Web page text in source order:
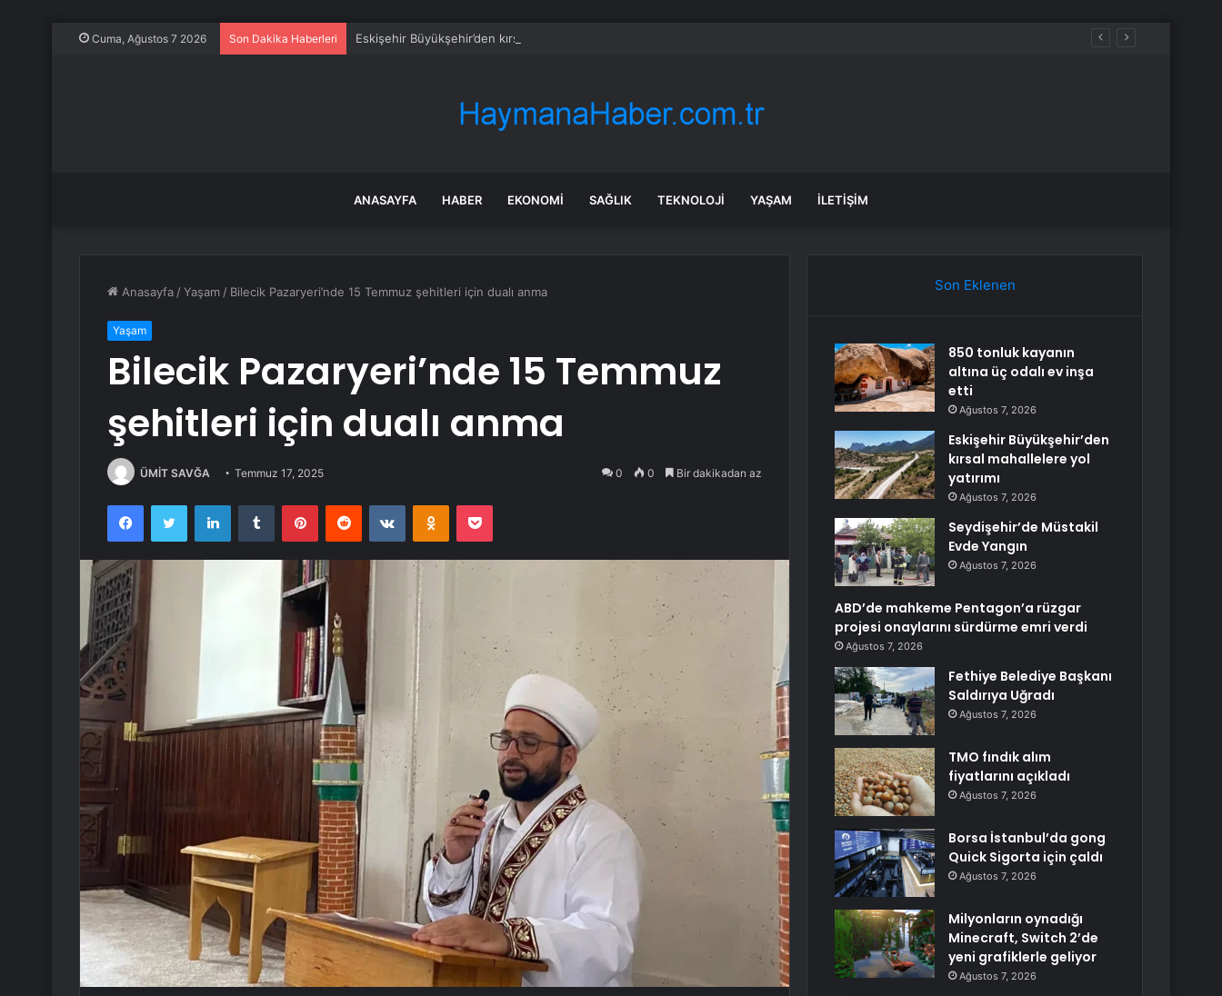
Cuma, Ağustos 7 2026 Son Dakika Haberleri Eskişehir Büyükşehir’den kırsal mahallelere yol yatırımı
ANASAYFA HABER EKONOMI SAĞLIK TEKNOLOJI YAŞAM İLETIŞIM
Anasayfa /Yaşam / Bilecik Pazaryeri’nde 15 Temmuz şehitleri için dualı anma
Yaşam
Bilecik Pazaryeri’nde 15 Temmuz
şehitleri için dualı anma
ÜMİT SAVĞA Temmuz 17, 2025 0 0 Bir dakikadan az
FacebookTwitter LinkedInTumblr PinterestReddit VKontakteOdnoklassniki
Pocket
Son Eklenen
850 tonluk kayanın
altına üç odalı ev inşa
etti
Ağustos 7, 2026
Eskişehir Büyükşehir’den
kırsal mahallelere yol
yatırımı
Ağustos 7, 2026
Seydişehir’de Müstakil
Evde Yangın
Ağustos 7, 2026
ABD’de mahkeme Pentagon’a rüzgar
projesi onaylarını sürdürme emri verdi
Ağustos 7, 2026
Fethiye Belediye Başkanı
Saldırıya Uğradı
Ağustos 7, 2026
TMO fındık alım
fiyatlarını açıkladı
Ağustos 7, 2026
Borsa İstanbul’da gong
Quick Sigorta için çaldı
Ağustos 7, 2026
Milyonların oynadığı
Minecraft, Switch 2’de
yeni grafiklerle geliyor
Ağustos 7, 2026